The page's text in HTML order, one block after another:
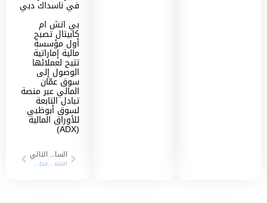
في ناسداك دبي
بي اتش ام
كابيتال تصبح
أول مؤسسة
مالية إماراتية
تتيح لعملائها
الوصول إلى
سوق عمّان
المالي عبر منصة
تبادل التابعة
لسوق أبوظبي
للأوراق المالية
(ADX)
السابق
اقتصاد الشرق_24-01-2022
التالي
مجلس إدارة ومساهمو بي إتش مباشر يعتمدون الاسم الجديد للشركة “بي إتش إم كابيتال”